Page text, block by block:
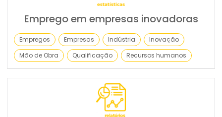
Emprego em empresas inovadoras
Empregos Empresas Indústria
Inovação
Mão de Obra
Qualificação Recursos humanos